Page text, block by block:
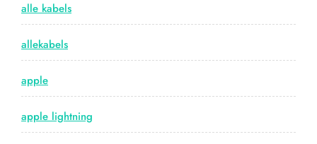
alle kabels
allekabels
apple
apple lightning